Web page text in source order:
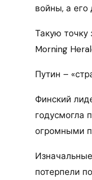
войны, а
Такую точку
Morning
Путин –
Финский
годусмогла
огромными
потерпели